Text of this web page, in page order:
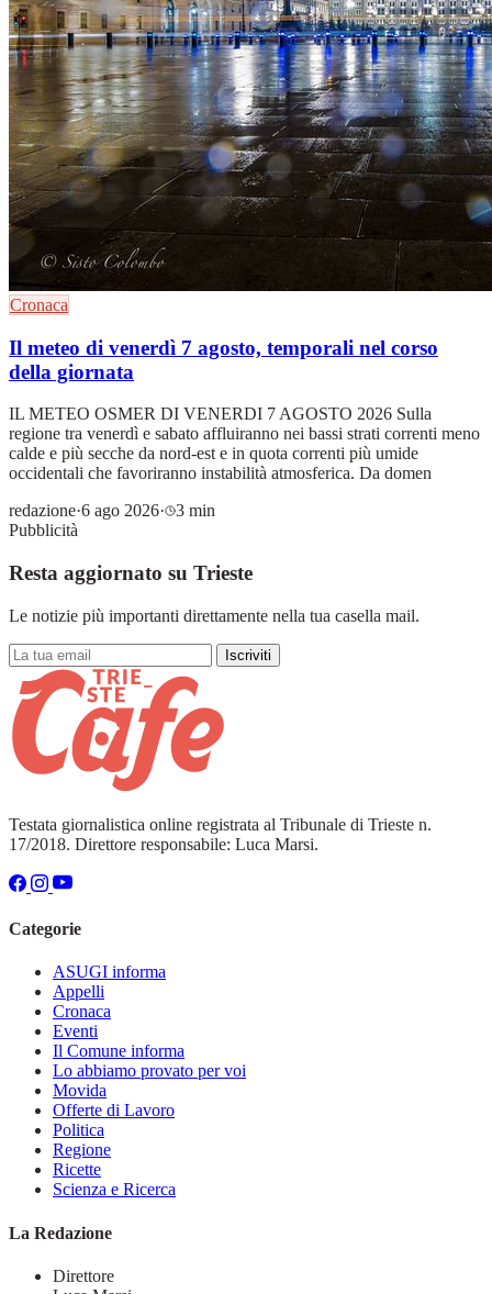
Cronaca
Il meteo di venerdì 7 agosto, temporali nel corso
della giornata
IL METEO OSMER DI VENERDI 7 AGOSTO 2026 Sulla
regione tra venerdì e sabato affluiranno nei bassi strati correnti meno
calde e più secche da nord-est e in quota correnti più umide
occidentali che favoriranno instabilità atmosferica. Da domen
redazione·6 ago 2026·
3 min
Pubblicità
Resta aggiornato su Trieste
Le notizie più importanti direttamente nella tua casella mail.
Iscriviti
Testata giornalistica online registrata al Tribunale di Trieste n.
17/2018. Direttore responsabile: Luca Marsi.
Categorie
ASUGI informa
Appelli
Cronaca
Eventi
Il Comune informa
Lo abbiamo provato per voi
Movida
Offerte di Lavoro
Politica
Regione
Ricette
Scienza e Ricerca
La Redazione
Direttore